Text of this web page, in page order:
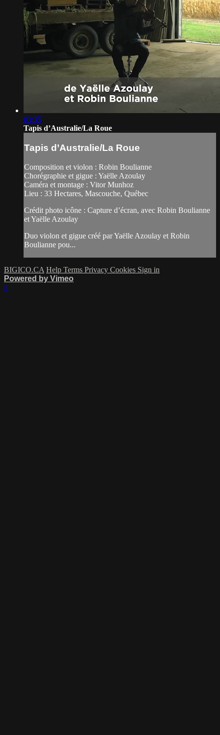
03:35
Tapis d’Australie/La Roue
Tapis d’Australie/La Roue
Composition et violon : Robin Boulianne
Chorégraphie et gigue : Yaëlle Azoulay
Caméra et montage : Vitor Munhoz
Lieu : 33 Hectares, Mascouche, Québec
Crédit photo icône : Capture d’écran, avec Robin Boulianne
et Yaëlle Azoulay
Duo violon et gigue créé par Yaëlle Azoulay et Robin
Boulianne pou...
BIGICO.CA Help Terms Privacy Cookies Sign in
Powered by Vimeo
×